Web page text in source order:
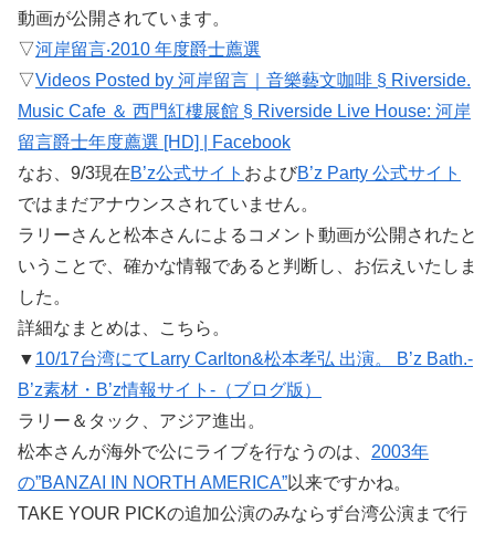
動画が公開されています。
▽河岸留言‧2010 年度爵士薦選
▽Videos Posted by 河岸留言｜音樂藝文咖啡 § Riverside.
Music Cafe ＆ 西門紅樓展館 § Riverside Live House: 河岸
留言爵士年度薦選 [HD] | Facebook
なお、9/3現在B’z公式サイト およびB’z Party 公式サイト
ではまだアナウンスされていません。
ラリーさんと松本さんによるコメント動画が公開されたと
いうことで、確かな情報であると判断し、お伝えいたしま
した。
詳細なまとめは、こちら。
▼ 10/17台湾にてLarry Carlton&松本孝弘 出演。 B’z Bath.-
B’z素材・B’z情報サイト-（ブログ版）
ラリー＆タック、アジア進出。
松本さんが海外で公にライブを行なうのは、 2003年
の”BANZAI IN NORTH AMERICA”以来ですかね。
TAKE YOUR PICKの追加公演のみならず台湾公演まで行